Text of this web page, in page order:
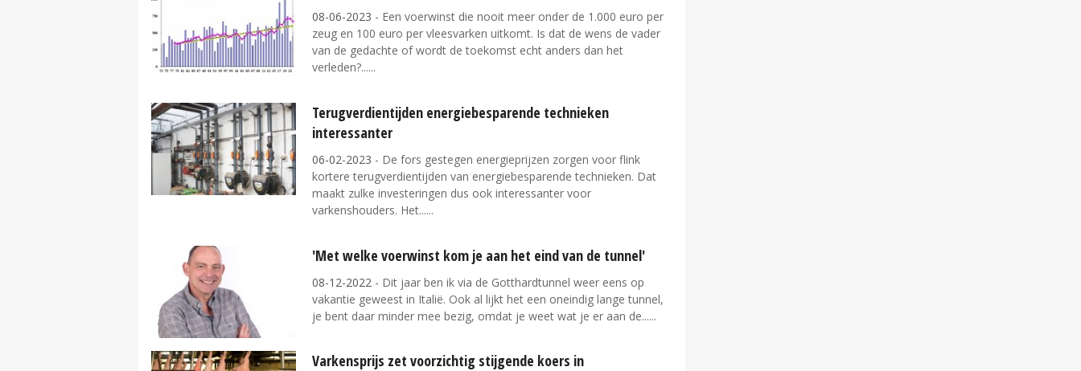
08-06-2023 - Een voerwinst die nooit meer onder de 1.000 euro per
zeug en 100 euro per vleesvarken uitkomt. Is dat de wens de vader
van de gedachte of wordt de toekomst echt anders dan het
verleden?...
Terugverdientijden energiebesparende technieken
interessanter
06-02-2023 - De fors gestegen energieprijzen zorgen voor flink
kortere terugverdientijden van energiebesparende technieken. Dat
maakt zulke investeringen dus ook interessanter voor
varkenshouders. Het...
'Met welke voerwinst kom je aan het eind van de tunnel'
08-12-2022 - Dit jaar ben ik via de Gotthardtunnel weer eens op
vakantie geweest in Italië. Ook al lijkt het een oneindig lange tunnel,
je bent daar minder mee bezig, omdat je weet wat je er aan de...
Varkensprijs zet voorzichtig stijgende koers in